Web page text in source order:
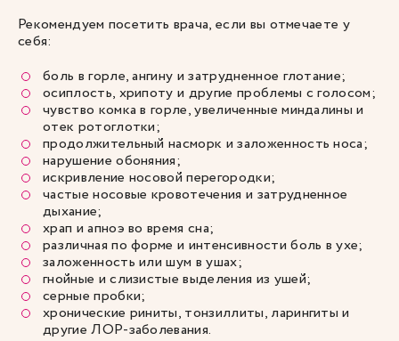
Рекомендуем посетить врача, если вы отмечаете у
себя:
боль в горле, ангину и затрудненное глотание;
осиплость, хрипоту и другие проблемы с голосом;
чувство комка в горле, увеличенные миндалины и
отек ротоглотки;
продолжительный насморк и заложенность носа;
нарушение обоняния;
искривление носовой перегородки;
частые носовые кровотечения и затрудненное
дыхание;
храп и апноэ во время сна;
различная по форме и интенсивности боль в ухе;
заложенность или шум в ушах;
гнойные и слизистые выделения из ушей;
серные пробки;
хронические риниты, тонзиллиты, ларингиты и
другие ЛОР-заболевания.